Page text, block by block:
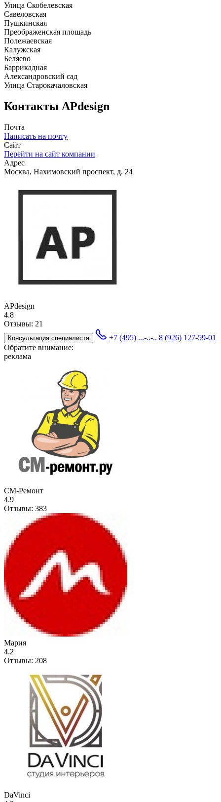
Улица Скобелевская
Савеловская
Пушкинская
Преображенская площадь
Полежаевская
Калужская
Беляево
Баррикадная
Александровский сад
Улица Старокачаловская
Контакты APdesign
Почта
Написать на почту
Сайт
Перейти на сайт компании
Адрес
Москва, Нахимовский проспект, д. 24
APdesign
4.8
Отзывы: 21
Консультация специалиста +7 (495) ...-..-.. 8 (926) 127-59-01
Обратите внимание:
реклама
СМ-Ремонт
4.9
Отзывы: 383
Мария
4.2
Отзывы: 208
DaVinci